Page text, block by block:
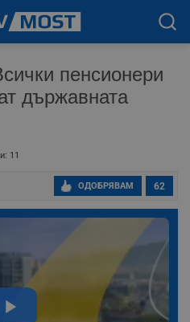
пенсионери
държавната
11
62
ОДОБРЯВАМ